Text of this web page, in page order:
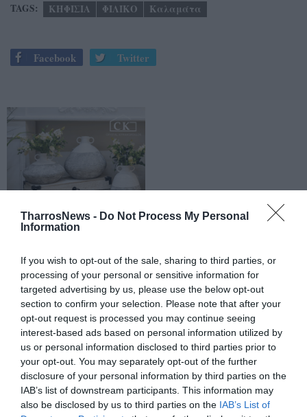
TharrosNews - Do Not Process My Personal
Information
If you wish to opt-out of the sale, sharing to third parties, or
processing of your personal or sensitive information for
targeted advertising by us, please use the below opt-out
section to confirm your selection. Please note that after your
opt-out request is processed you may continue seeing
interest-based ads based on personal information utilized by
us or personal information disclosed to third parties prior to
your opt-out. You may separately opt-out of the further
disclosure of your personal information by third parties on the
IAB’s list of downstream participants. This information may
also be disclosed by us to third parties on the IAB’s List of
TAGS: ΚΗΦΙΣΙΑ ΦΙΛΙΚΟ Καλαμάτα
Facebook Twitter